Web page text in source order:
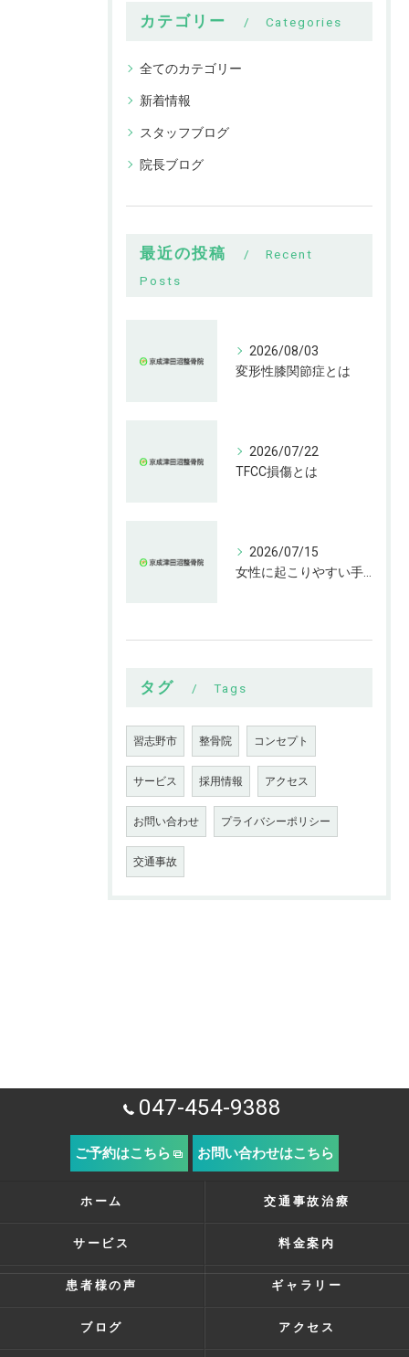
カテゴリー Categories
全てのカテゴリー
新着情報
スタッフブログ
院長ブログ
最近の投稿
Recent
Posts
2026/08/03
変形性膝関節症とは
2026/07/22
TFCC損傷とは
2026/07/15
タグ Tags
習志野市 整骨院 コンセプト
サービス 採用情報 アクセス
お問い合わせ プライバシーポリシー
交通事故
047-454-9388
ご予約はこちら お問い合わせはこちら
ホーム 交通事故治療
サービス 料金案内
患者様の声 ギャラリー
ブログ アクセス